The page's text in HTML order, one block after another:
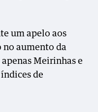
um apelo aos
no aumento da
Meirinhas e
de